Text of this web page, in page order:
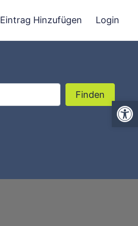
Eintrag Hinzufügen Login
FindenFinden